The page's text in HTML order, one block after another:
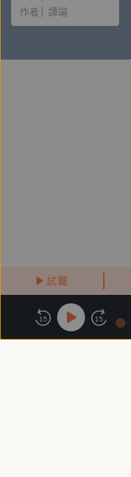
試聽
作者
譚端
關於鏡好聽
商務合作
15 15